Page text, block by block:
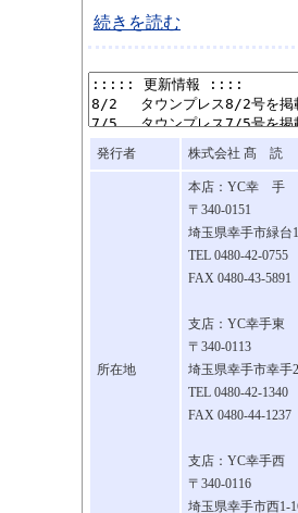
続きを読む
発行者 株式会社 髙 読
所在地
本店：YC幸 手
〒340-0151
埼玉県幸手市緑台
TEL 0480-42-0755
FAX 0480-43-5891
支店：YC幸手東
〒340-0113
埼玉県幸手市幸手
TEL 0480-42-1340
FAX 0480-44-1237
支店：YC幸手西
〒340-0116
埼玉県幸手市西1-